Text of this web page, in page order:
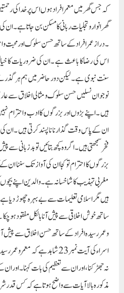
کہ جس گھر میں معمر افراد ہوں اس پر خدا کی
گھر انوار و تجلیات ربانی کا مسکن بن جاتا ہے
۔ دراز عمر افراد کے سا تھ حسن سلوک اور محبت و
اس کی رضا کا باعث ہے ۔ ان کی ضروریات کا
سنت نبوی ہے ۔ لیکن دور حاضر میں ہم ہر
نوجوان نسلیں حسن سلوک و مثالی اخلاق سے
ہیں ۔ اپنے بڑوں اور بزرگوں کا ادب و احترام
ان کے پاس وقت گذارنا ناپسند کرتی ہیں ۔ان کی
فخر سمجھتی ہیں ۔ اگر وہ کچھ بتائیں تو بد زبانی
بزرگوں کا احترام تو کجا ان کی آواز تک سننا ان
مغربی تہذیب کا شاخسانہ ہے ۔ والدین اپنے
ہیں مگر اسلامی تعلیمات سے بے بہرہ چھوڑ
سا تھ خوش اخلاقی سے پیش آنا بالکل مفقود
و عمر رسیدہ افراد کے ساتھ حسن اخلاق سے پیش
اسراء کی آیت نمبر 23 شاہد ہے کہ
نہ جھڑکنا ، اور ان سے تعظیم کی بات کہنا ۔ اور
مذکورہ بالا آیات سے واضح ہوتا ہے کہ کس